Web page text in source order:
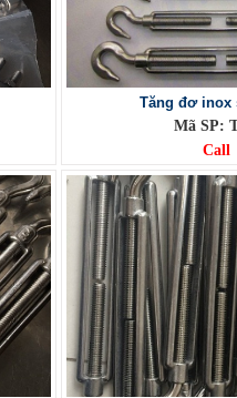
Tăng đơ inox
Mã SP:
Call